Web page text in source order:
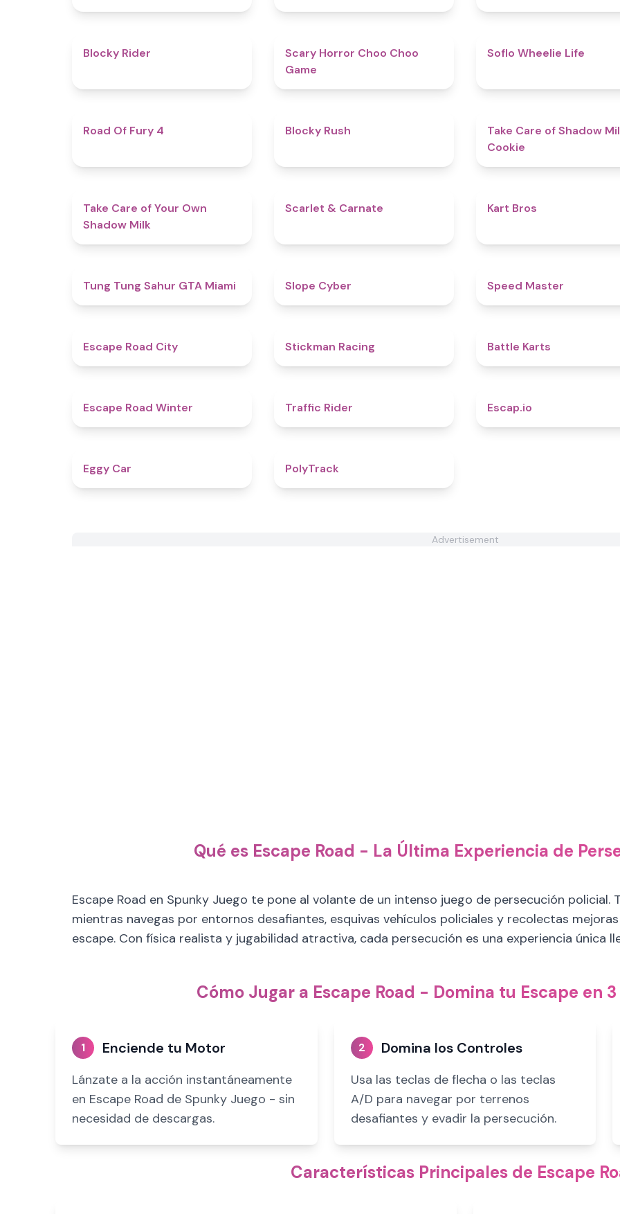
Blocky Rider
Scary Horror Choo Choo
Game
Soflo Wheelie Life
Road Of Fury 4 Blocky Rush
Take Care of Shadow
Cookie
Take Care of Your Own
Shadow Milk
Scarlet & Carnate Kart Bros
4.5
Tung Tung Sahur GTA Miami ​​Slope Cyber ​​Speed Master
Escape Road City Stickman Racing Battle Karts
Escape Road Winter Traffic Rider Escap.io
Eggy Car PolyTrack
Advertisement
Qué es Escape Road - La Última Experiencia de
Escape Road en Spunky Juego te pone al volante de un intenso juego de persecución
mientras navegas por entornos desafiantes, esquivas vehículos policiales y recolectas
escape. Con física realista y jugabilidad atractiva, cada persecución es una experiencia única
Cómo Jugar a Escape Road - Domina tu Escape en
1 Enciende tu Motor
Lánzate a la acción instantáneamente
en Escape Road de Spunky Juego - sin
necesidad de descargas.
2 Domina los Controles
Usa las teclas de flecha o las teclas
A/D para navegar por terrenos
desafiantes y evadir la persecución.
Características Principales de Escape